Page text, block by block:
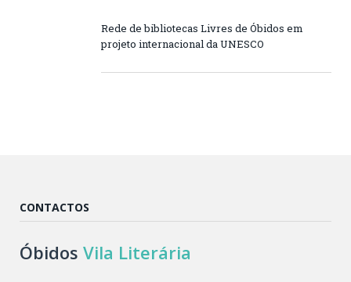
Rede de bibliotecas Livres de Óbidos em
projeto internacional da UNESCO
CONTACTOS
Óbidos Vila Literária